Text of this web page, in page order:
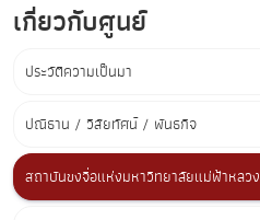
เกี่ยวกับศูนย์
ประวัติความเป็นมา
ปณิธาน / วิสัยทัศน์ / พันธกิจ
สถาบันขงจื่อแห่งมหาวิทยาลัยแม่ฟ้าหลวง